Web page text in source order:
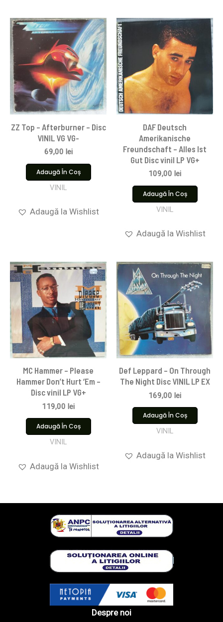
ZZ Top – Afterburner – Disc
VINIL VG VG-
69,00 lei
Adaugă În Coș
VINIL
Adaugă la Wishlist
DAF Deutsch
Amerikanische
Freundschaft – Alles Ist
Gut Disc vinil LP VG+
109,00 lei
Adaugă În Coș
VINIL
Adaugă la Wishlist
MC Hammer – Please
Hammer Don’t Hurt ‘Em –
Disc vinil LP VG+
119,00 lei
Adaugă În Coș
VINIL
Adaugă la Wishlist
Def Leppard – On Through
The Night Disc VINIL LP EX
169,00 lei
Adaugă În Coș
VINIL
Adaugă la Wishlist
Despre noi